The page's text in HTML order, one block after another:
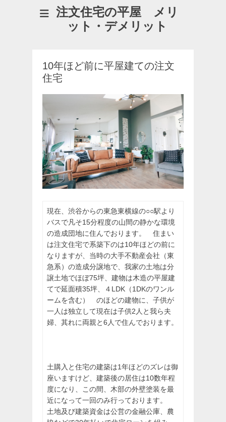
注文住宅の平屋 メリ
ット・デメリット
10年ほど前に平屋建ての注文
住宅
現在、渋谷からの東急東横線の○○駅より
バスで凡そ15分程度の山間の静かな環境
の造成団地に住んでおります。 住まい
は注文住宅で系築下のは10年ほどの前に
なりますが、当時の大手不動産会社（東
急系）の造成分譲地で、我家の土地は分
譲土地でほぼ75坪、建物は木造の平屋建
てで延面積35坪、４LDK（1DKのワンル
ームを含む） のほどの建物に、子供が
一人は独立して現在は子供2人と我ら夫
婦、其れに両親と6人で住んでおります。
土購入と住宅の建築は1年ほどのズレは御
座いますけど、建築後の居住は10数年程
度になり、この間、木部の外壁塗装を最
近になって一回のみ行っております。
土地及び建築資金は公営の金融公庫、農